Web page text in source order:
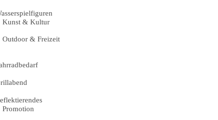
Kunst & Kultur
Outdoor & Freizeit
Promotion